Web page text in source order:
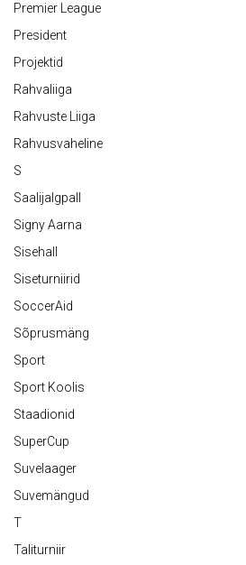
Premier League
President
Projektid
Rahvaliiga
Rahvuste Liiga
Rahvusvaheline
S
Saalijalgpall
Signy Aarna
Sisehall
Siseturniirid
SoccerAid
Sõprusmäng
Sport
Sport Koolis
Staadionid
SuperCup
Suvelaager
Suvemängud
T
Taliturniir